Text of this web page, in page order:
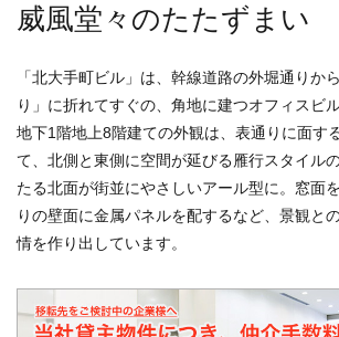
威風堂々のたたずまい
「北大手町ビル」は、幹線道路の外堀通りか
り」に折れてすぐの、角地に建つオフィスビル
地下1階地上8階建ての外観は、表通りに面す
て、北側と東側に空間が延びる雁行スタイル
たる北面が街並にやさしいアール型に。窓面
りの壁面に金属パネルを配するなど、景観と
情を作り出しています。